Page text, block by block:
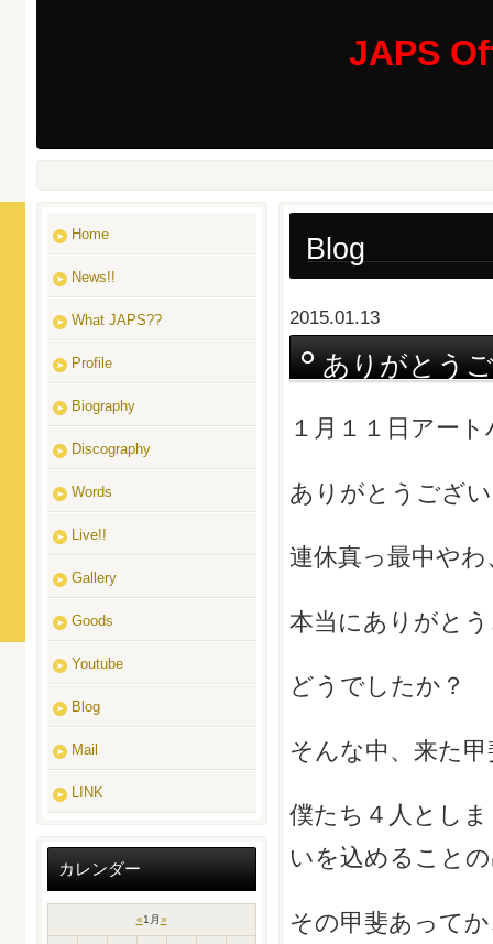
JAPS
Blog
2015.01.13
ありがとう
１月１１日アー
ありがとうござ
連休真っ最中や
本当にありがと
どうでしたか？
そんな中、来た
僕たち４人とし
いを込めること
その甲斐あって
Home
News!!
What JAPS??
Profile
Biography
Discography
Words
Live!!
Gallery
Goods
Youtube
Blog
Mail
LINK
カレンダー
«1月»